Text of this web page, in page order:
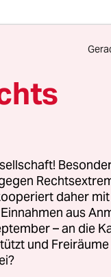
am
für
der
daher mit
aus
– an die
und